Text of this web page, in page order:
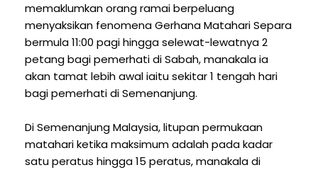
memaklumkan orang ramai berpeluang
menyaksikan fenomena Gerhana Matahari Separa
bermula 11:00 pagi hingga selewat-lewatnya 2
petang bagi pemerhati di Sabah, manakala ia
akan tamat lebih awal iaitu sekitar 1 tengah hari
bagi pemerhati di Semenanjung.
Di Semenanjung Malaysia, litupan permukaan
matahari ketika maksimum adalah pada kadar
satu peratus hingga 15 peratus, manakala di